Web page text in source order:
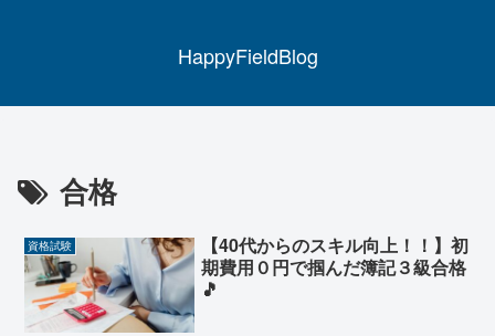
HappyFieldBlog
合格
資格試験
【40代からのスキル向上！！】初
期費用０円で掴んだ簿記３級合格
🎵